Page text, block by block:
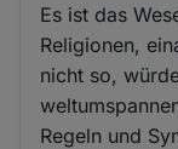
Es ist das
Religionen,
nicht so,
Regeln und